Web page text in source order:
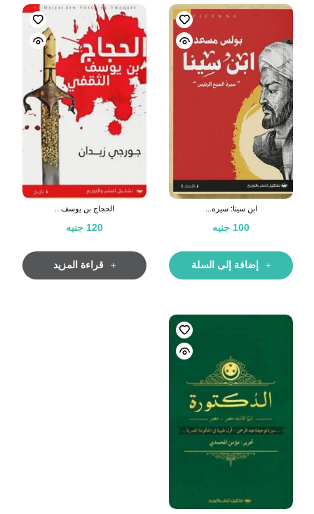
ابن سينا: سيره...
100 جنيه
إضافة إلى السلة
الحجاج بن يوسف...
120 جنيه
قراءة المزيد